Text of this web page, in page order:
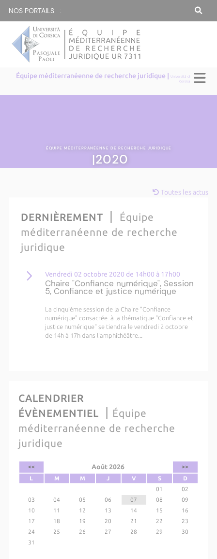
NOS PORTAILS :
Équipe méditerranéenne de recherche juridique |Università di
Corsica
ÉQUIPE MÉDITERRANÉENNE DE RECHERCHE JURIDIQUE
|2020
Toutes les actus
DERNIÈREMENT
Équipe
méditerranéenne de recherche
juridique
Vendredi 02 octobre 2020 de 14h00 à 17h00
Chaire "Confiance numérique", Session
5, Confiance et justice numérique
La cinquième session de la Chaire "Confiance
numérique" consacrée à la thématique "Confiance et
justice numérique" se tiendra le vendredi 2 octobre
de 14h à 17h dans l'amphithéâtre...
CALENDRIER
ÉVÈNEMENTIEL
Équipe
méditerranéenne de recherche
juridique
<< Août 2026
>>
L
M M J V S
D
01
02
03
04 05 06 07 08
09
10
11 12 13 14 15
16
17
18 19 20 21 22
23
24
25 26 27 28 29
30
31